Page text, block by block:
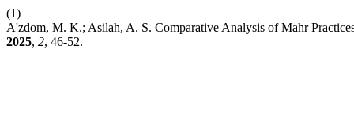
(1)
A'zdom, M. K.; Asilah, A. S. Comparative Analysis of Mahr
2025, 2, 46-52.